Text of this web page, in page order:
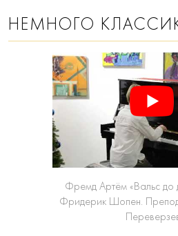
НЕМНОГО
Фремд Артём «Вальс до
Фридерик Шопен.